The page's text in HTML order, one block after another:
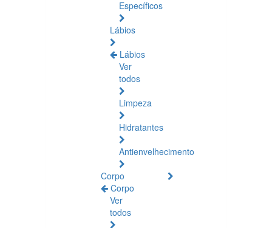
Específicos
Lábios
Lábios
Ver
todos
Limpeza
Hidratantes
Antienvelhecimento
Corpo
Corpo
Ver
todos